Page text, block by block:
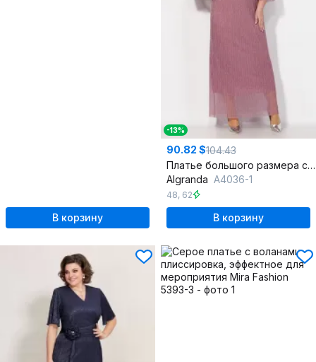
В корзину
-13%
90.82 $104.43
Платье большого размера с плиссировкой и декольте на запах
Algranda А4036-1
48, 62
В корзину